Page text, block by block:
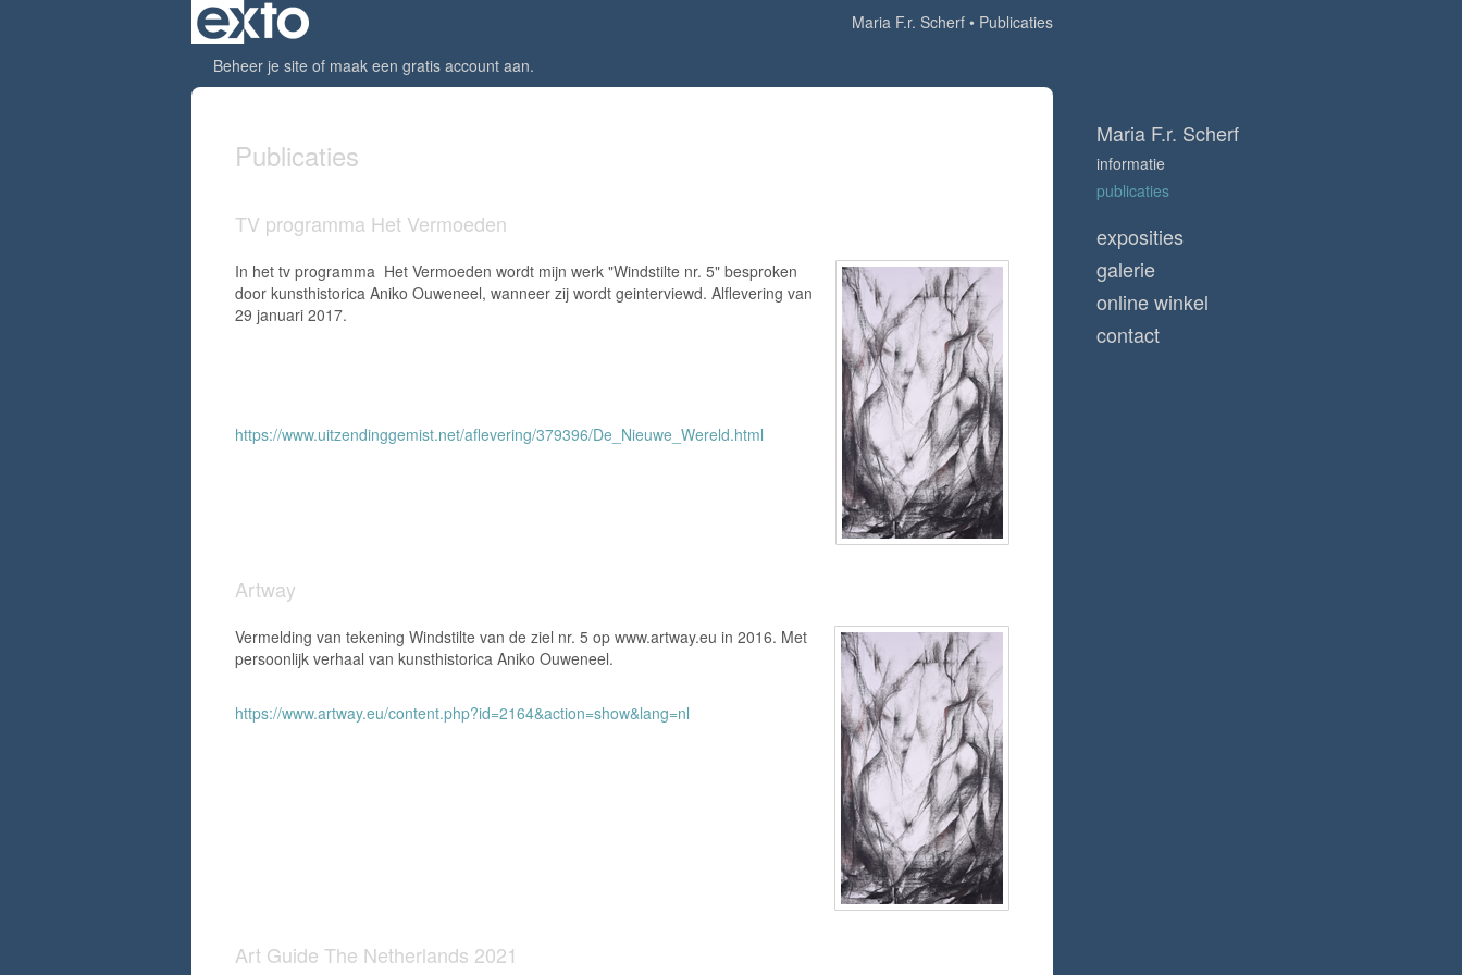
Maria F.r. Scherf
Publicaties
Beheer je site of maak een gratis account aan.
Publicaties
TV programma Het Vermoeden
In het tv programma Het Vermoeden wordt mijn werk "Windstilte nr. 5" besproken
door kunsthistorica Aniko Ouweneel, wanneer zij wordt geinterviewd. Alflevering van
29 januari 2017.
https://www.uitzendinggemist.net/aflevering/379396/De_Nieuwe_Wereld.html
Artway
Vermelding van tekening Windstilte van de ziel nr. 5 op www.artway.eu in 2016. Met
persoonlijk verhaal van kunsthistorica Aniko Ouweneel.
https://www.artway.eu/content.php?id=2164&action=show&lang=nl
Art Guide The Netherlands 2021
Maria F.r. Scherf
informatie
publicaties
exposities
galerie
online winkel
contact